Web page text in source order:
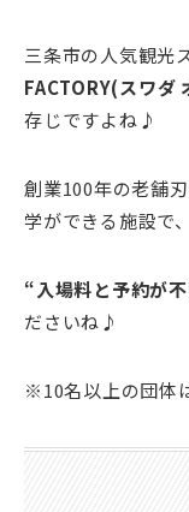
三条市の人気観光
FACTORY(スワダ
存じですよね♪
創業100年の老舗
学ができる施設で
“入場料と予約が
ださいね♪
※10名以上の団体